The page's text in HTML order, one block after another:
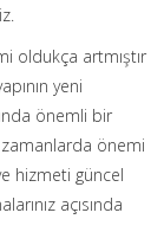
oldukça artmıştır
yeni
önemli bir
önemi
hizmeti güncel
açısında